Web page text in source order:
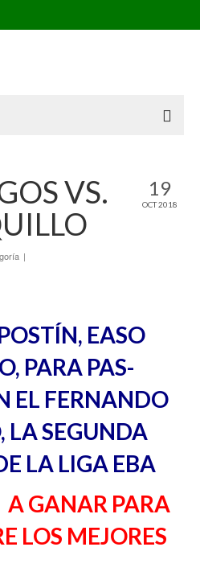
19
OCT 2018
VS.
|
EASO
PARA PAS-
EL FERNANDO
LA SEGUNDA
LA LIGA EBA
A GANAR PARA
LOS MEJORES